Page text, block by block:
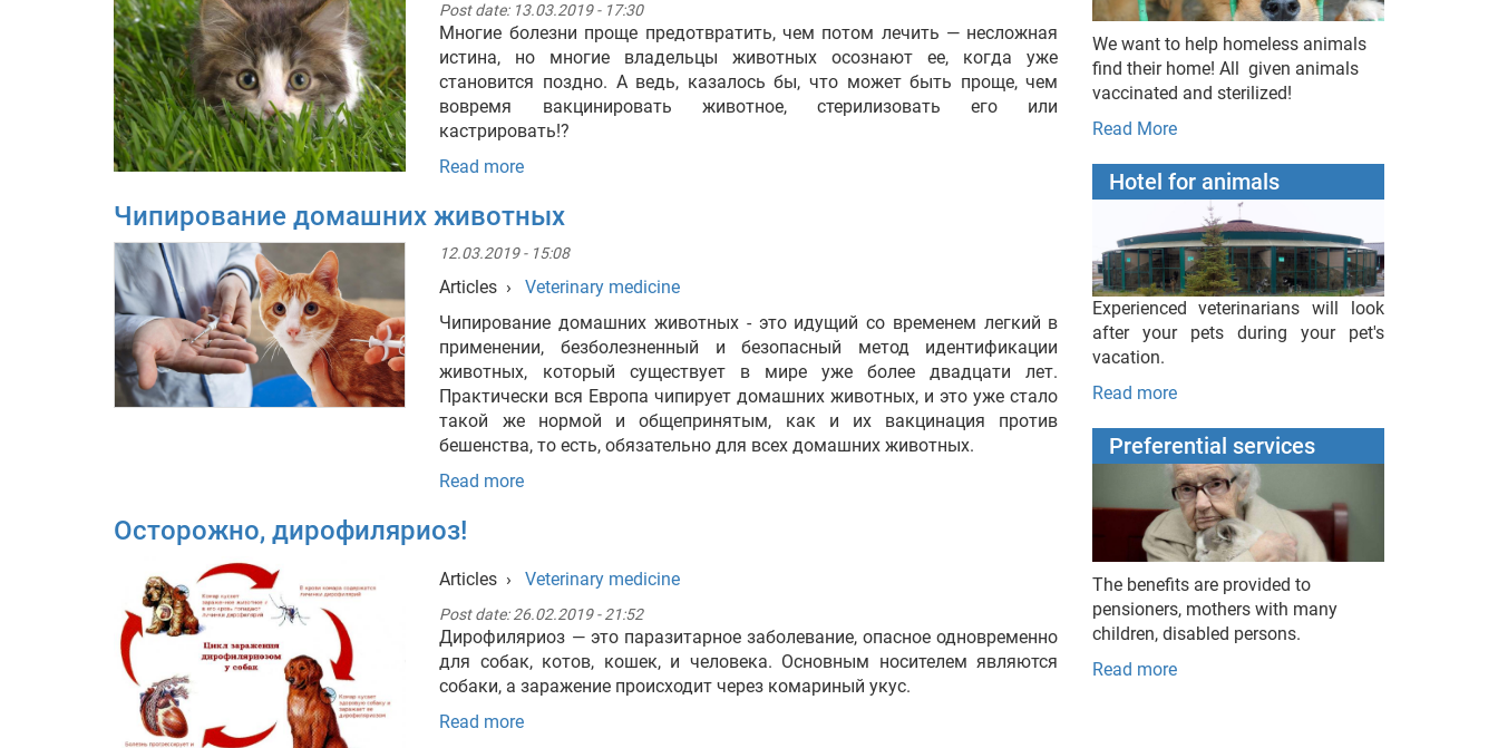
Post date: 13.03.2019 - 17:30
Многие болезни проще предотвратить, чем потом лечить — несложная
истина, но многие владельцы животных осознают ее, когда уже
становится поздно. А ведь, казалось бы, что может быть проще, чем
вовремя вакцинировать животное, стерилизовать его или
кастрировать!?
Read more
Чипирование домашних животных
12.03.2019 - 15:08
Articles ›
Veterinary medicine
Чипирование домашних животных - это идущий со временем легкий в
применении, безболезненный и безопасный метод идентификации
животных, который существует в мире уже более двадцати лет.
Практически вся Европа чипирует домашних животных, и это уже стало
такой же нормой и общепринятым, как и их вакцинация против
бешенства, то есть, обязательно для всех домашних животных.
Read more
Осторожно, дирофиляриоз!
Articles › Veterinary medicine
Post date:26.02.2019 - 21:52
Дирофиляриоз — это паразитарное заболевание, опасное одновременно
для собак, котов, кошек, и человека. Основным носителем являются
собаки, а заражение происходит через комариный укус.
Read more
We want to help homeless animals
find their home! All given animals
vaccinated and sterilized!
Read More
Hotel for animals
Experienced veterinarians will look
after your pets during your pet's
vacation.
Read more
Preferential services
The benefits are provided to
pensioners, mothers with many
children, disabled persons.
Read more